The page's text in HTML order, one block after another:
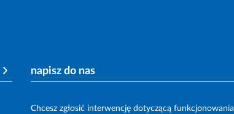
napisz do nas
Chcesz zgłosić interwencję dotyczącą funkcjonowania